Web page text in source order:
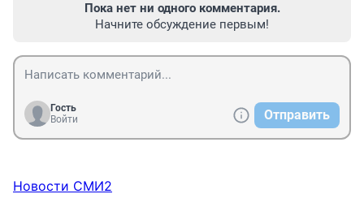
Пока нет ни одного комментария.
Начните обсуждение первым!
Гость
Войти
Отправить
Новости СМИ2